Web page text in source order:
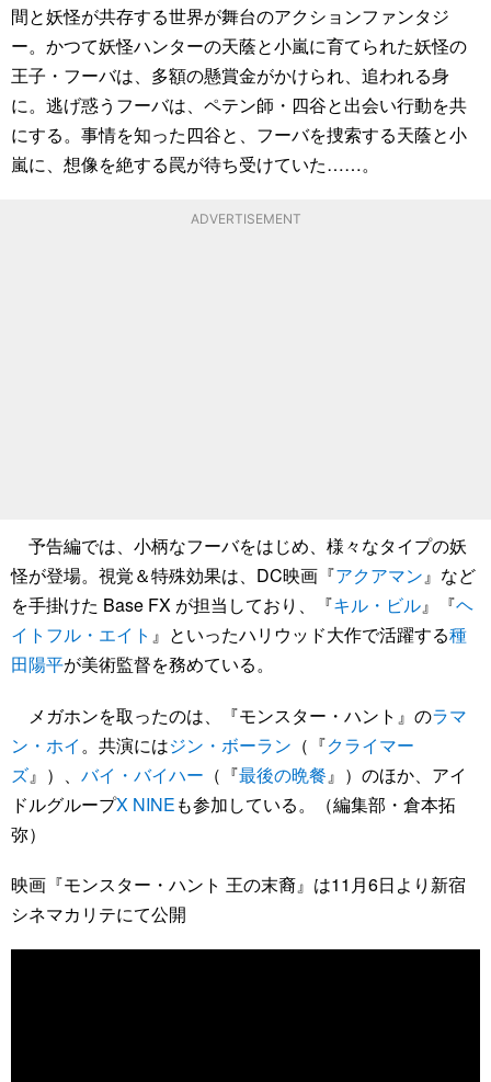
間と妖怪が共存する世界が舞台のアクションファンタジ
ー。かつて妖怪ハンターの天蔭と小嵐に育てられた妖怪の
王子・フーバは、多額の懸賞金がかけられ、追われる身
に。逃げ惑うフーバは、ペテン師・四谷と出会い行動を共
にする。事情を知った四谷と、フーバを捜索する天蔭と小
嵐に、想像を絶する罠が待ち受けていた……。
ADVERTISEMENT
予告編では、小柄なフーバをはじめ、様々なタイプの妖
怪が登場。視覚＆特殊効果は、DC映画『アクアマン』など
を手掛けた Base FX が担当しており、『キル・ビル』『ヘ
イトフル・エイト 』といったハリウッド大作で活躍する種
田陽平が美術監督を務めている。
メガホンを取ったのは、『モンスター・ハント』のラマ
ン・ホイ。共演にはジン・ボーラン （『クライマー
ズ』）、 バイ・バイハー （『最後の晩餐』）のほか、アイ
ドルグループX NINEも参加している。（編集部・倉本拓
弥）
映画『モンスター・ハント 王の末裔』は11月6日より新宿
シネマカリテにて公開